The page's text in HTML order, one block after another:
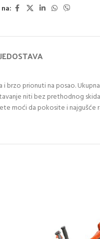
DOSTAVA
prionuti na posao.
niti bez prethodnog
moći da pokosite i najgušće